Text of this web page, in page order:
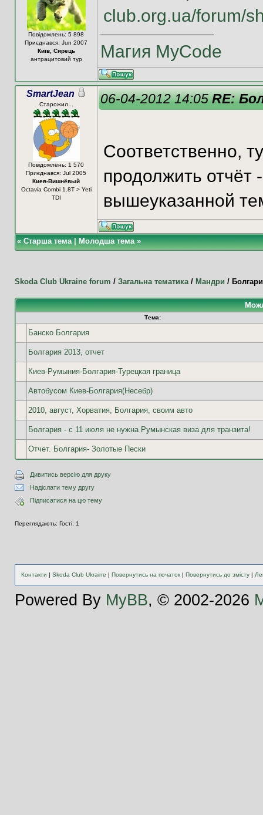
Повідомлень: 5 898
Приєднався: Jun 2007
Київ, Сирець
антрацитовий тур
club.org.ua/forum/
Магия MyCode
SmartJean
Старожил...
Повідомлень: 1 570
Приєднався: Jul 2005
Киев-Вишнёвый
Octavia Combi 1.8T > Yeti
TDI
06-04-2012 14:05RE:
Соответственно,
продолжить отчёт
вышеуказанной
«Старша тема|Молодша тема»
Skoda Club Ukraine forum / Загальна тематика/ Мандри /
Тема:
Банско Болгария
Болгария 2013, отчет
Киев-Румыния-Болгария-Турецкая граница
Автобусом Киев-Болгария(Несебр)
2010, август, Хорватия, Болгария, своим авто
Болгария - с 11 июля не нужна Румынская виза для транзита!
Отчет. Болгария- Золотые Пески
Дивитись версію для друку
Надіслати тему другу
Підписатися на цю тему
Переглядають: Гості: 1
Контакти | Skoda Club Ukraine | Повернутись на початок| Повернутись до змісту|
Powered By MyBB, © 2002-2026